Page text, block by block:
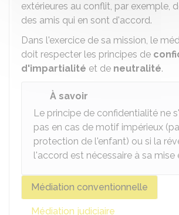
extérieures au conflit, par exemple,
des amis qui en sont d'accord.
Dans l'exercice de sa mission, le
doit respecter les principes de
d'impartialité et de neutralité.
À savoir
Le principe de confidentialité ne
pas en cas de motif impérieux
protection de l'enfant) ou si la
l'accord est nécessaire à sa
Médiation conventionnelle
Médiation judiciaire